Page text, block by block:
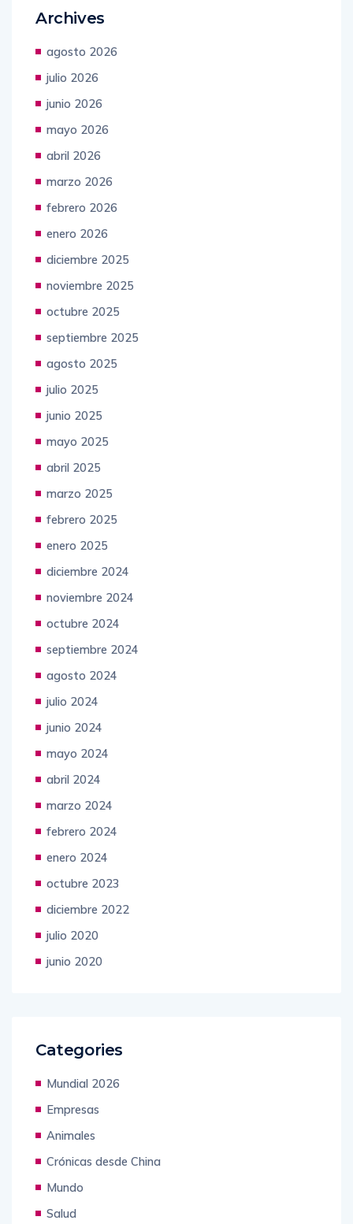
Archives
agosto 2026
julio 2026
junio 2026
mayo 2026
abril 2026
marzo 2026
febrero 2026
enero 2026
diciembre 2025
noviembre 2025
octubre 2025
septiembre 2025
agosto 2025
julio 2025
junio 2025
mayo 2025
abril 2025
marzo 2025
febrero 2025
enero 2025
diciembre 2024
noviembre 2024
octubre 2024
septiembre 2024
agosto 2024
julio 2024
junio 2024
mayo 2024
abril 2024
marzo 2024
febrero 2024
enero 2024
octubre 2023
diciembre 2022
julio 2020
junio 2020
Categories
Mundial 2026
Empresas
Animales
Crónicas desde China
Mundo
Salud